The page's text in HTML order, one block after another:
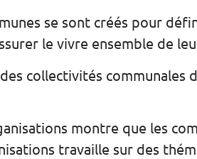
se sont créés pour
le vivre ensemble de
collectivités communales
montre que les
travaille sur des